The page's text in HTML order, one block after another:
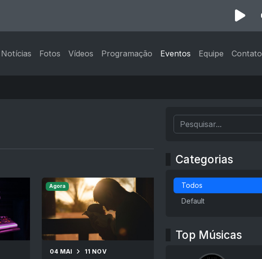
Notícias Fotos Vídeos Programação Eventos Equipe Contato
04 MAI 11 NOV
Agora
Categorias
Todos
Default
Top Músicas